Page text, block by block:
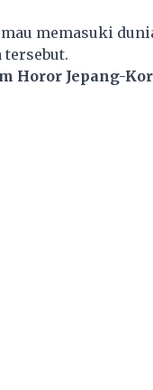
memasuki
Horor Jepang-